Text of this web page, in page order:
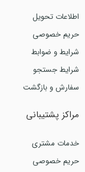
اطلاعات تحویل
حریم خصوصی
شرایط و ضوابط
شرایط جستجو
سفارش و بازگشت
مراکز پشتیبانی
خدمات مشتری
حریم خصوصی